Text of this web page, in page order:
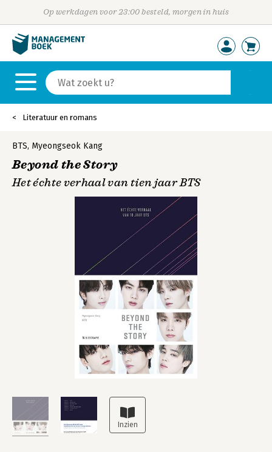
Op werkdagen voor 23:00 besteld, morgen in huis
Literatuur en romans
BTS, Myeongseok Kang
Beyond the Story
Het échte verhaal van tien jaar BTS